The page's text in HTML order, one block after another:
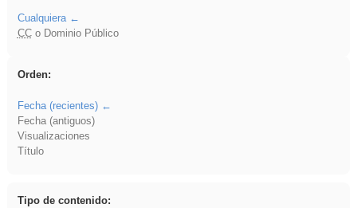
Cualquiera
CCo Dominio Público
Orden:
Fecha (recientes)
Fecha (antiguos)
Visualizaciones
Título
Tipo de contenido: